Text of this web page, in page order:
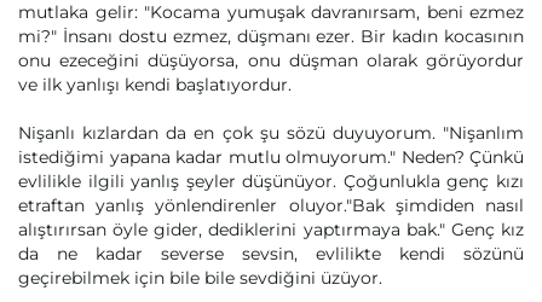
mutlaka gelir: "Kocama yumuşak davranırsam, beni ezmez
mi?" İnsanı dostu ezmez, düşmanı ezer. Bir kadın kocasının
onu ezeceğini düşüyorsa, onu düşman olarak görüyordur
ve ilk yanlışı kendi başlatıyordur.
Nişanlı kızlardan da en çok şu sözü duyuyorum. "Nişanlım
istediğimi yapana kadar mutlu olmuyorum." Neden? Çünkü
evlilikle ilgili yanlış şeyler düşünüyor. Çoğunlukla genç kızı
etraftan yanlış yönlendirenler oluyor."Bak şimdiden nasıl
alıştırırsan öyle gider, dediklerini yaptırmaya bak." Genç kız
da ne kadar severse sevsin, evlilikte kendi sözünü
geçirebilmek için bile bile sevdiğini üzüyor.